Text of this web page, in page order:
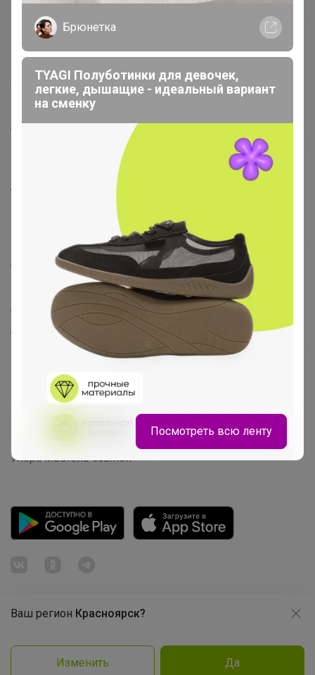
Ваш регион Красноярск?
Изменить Да
Вакансии
support@24-ok.ru
Написать в поддержку
Защита покупателя
Помощь
О нас
Анонсы
Самое выгодное
Хиты продаж
Самое желанное
Самое быстрое
Picabox.ru - Лучшее место для ваших изображений
Розыгрыш - Генератор случайных чисел
Пульс нашего маркетплейса
Укорачиватель ссылок
Политика конфиденциальности
Cоглашение пользователя
Брюнетка
TYAGI Полуботинки для девочек,
легкие, дышащие - идеальный вариант
на сменку
Брюнетка
Посмотреть всю ленту
Продолжая использовать этот сайт и нажимая кнопку
Принять